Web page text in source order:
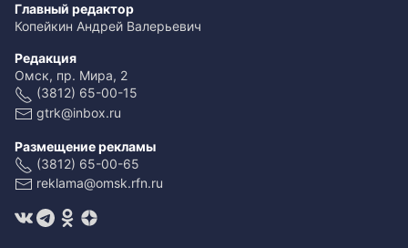
Главный редактор
Копейкин Андрей Валерьевич
Редакция
Омск, пр. Мира, 2
(3812) 65-00-15
gtrk@inbox.ru
Размещение рекламы
(3812) 65-00-65
reklama@omsk.rfn.ru